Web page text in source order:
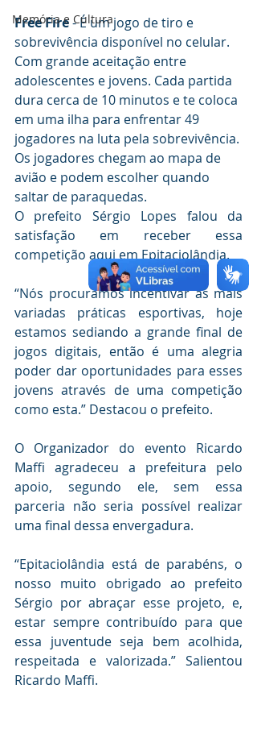
Memória e Cultura
Free Fire - É um jogo de tiro e
sobrevivência disponível no celular.
Com grande aceitação entre
adolescentes e jovens. Cada partida
dura cerca de 10 minutos e te coloca
em uma ilha para enfrentar 49
jogadores na luta pela sobrevivência.
Os jogadores chegam ao mapa de
avião e podem escolher quando
saltar de paraquedas.
O prefeito Sérgio Lopes falou da
satisfação em receber essa
competição aqui em Epitaciolândia.
“Nós procuramos incentivar as mais
variadas práticas esportivas, hoje
estamos sediando a grande final de
jogos digitais, então é uma alegria
poder dar oportunidades para esses
jovens através de uma competição
como esta.” Destacou o prefeito.
O Organizador do evento Ricardo
Maffi agradeceu a prefeitura pelo
apoio, segundo ele, sem essa
parceria não seria possível realizar
uma final dessa envergadura.
“Epitaciolândia está de parabéns, o
nosso muito obrigado ao prefeito
Sérgio por abraçar esse projeto, e,
estar sempre contribuído para que
essa juventude seja bem acolhida,
respeitada e valorizada.” Salientou
Ricardo Maffi.